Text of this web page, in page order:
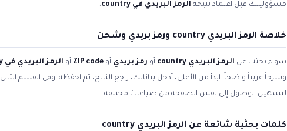
مسؤوليتك قبل اعتماد نتيجة الرمز البريدي في country .
خلاصة الرمز البريدي country ورمز بريدي وشحن
سواء بحثت عن الرمز البريدي country أو رمز بريدي أو ZIP code أو الرمز البريدي في country
وشرحاً عربياً واضحاً. ابدأ من الأعلى، أدخل بياناتك، راجع الناتج، ثم احفظه. وفي القسم
لتسهيل الوصول إلى نفس الصفحة من صياغات مختلفة.
كلمات بحثية شائعة عن الرمز البريدي country